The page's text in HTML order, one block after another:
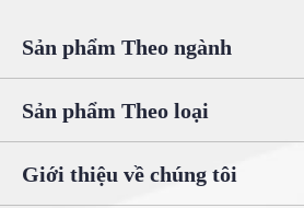
Sản phẩm Theo ngành
Sản phẩm Theo loại
Giới thiệu về chúng tôi